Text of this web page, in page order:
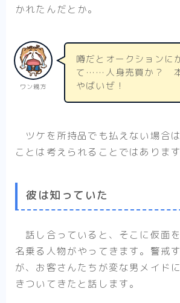
かれたんだとか。
ワン親方
噂だとオークションに
て……人身売買か？
やばいぜ！
ツケを所持品でも払えない場合
ことは考えられることではあります
彼は知っていた
話し合っていると、そこに仮面
名乗る人物がやってきます。警戒
が、お客さんたちが変な男メイド
きついてきたと話します。